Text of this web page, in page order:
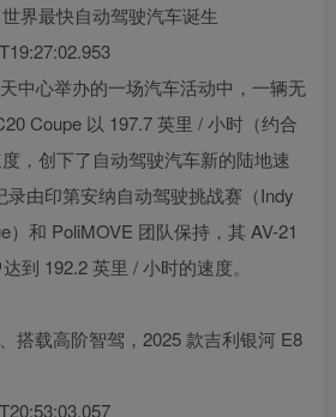
界最快自动驾驶汽车诞生
中心举办的一场汽车活动中，一辆无
Coupe 以 197.7 英里 / 小时（约合
，创下了自动驾驶汽车新的陆地速
录由印第安纳自动驾驶挑战赛（Indy
）和 PoliMOVE 团队保持，其 AV-21
到 192.2 英里 / 小时的速度。
搭载高阶智驾，2025 款吉利银河 E8